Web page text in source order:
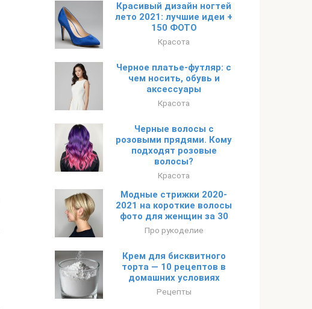
Красивый дизайн ногтей
лето 2021: лучшие идеи +
150 ФОТО
Красота
Черное платье-футляр: с
чем носить, обувь и
аксессуары
Красота
Черные волосы с
розовыми прядями. Кому
подходят розовые
волосы?
Красота
Модные стрижки 2020-
2021 на короткие волосы
фото для женщин за 30
Про рукоделие
Крем для бисквитного
торта — 10 рецептов в
домашних условиях
Рецепты